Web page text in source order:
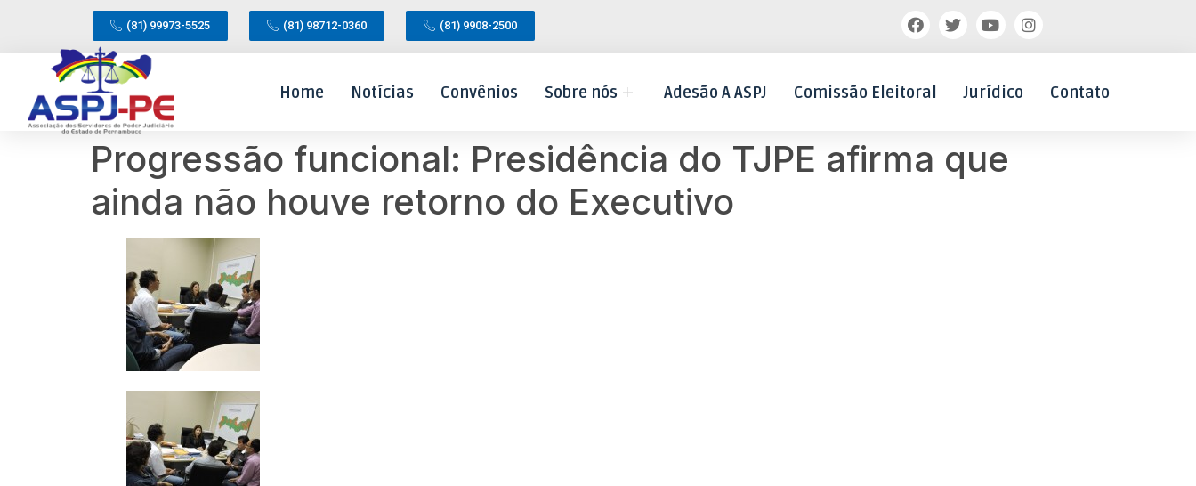
(81) 99973-5525 (81) 98712-0360 (81) 9908-2500
Home Notícias Convênios Sobre nós Adesão A ASPJ Comissão Eleitoral Jurídico Contato
Progressão funcional: Presidência do TJPE afirma que
ainda não houve retorno do Executivo